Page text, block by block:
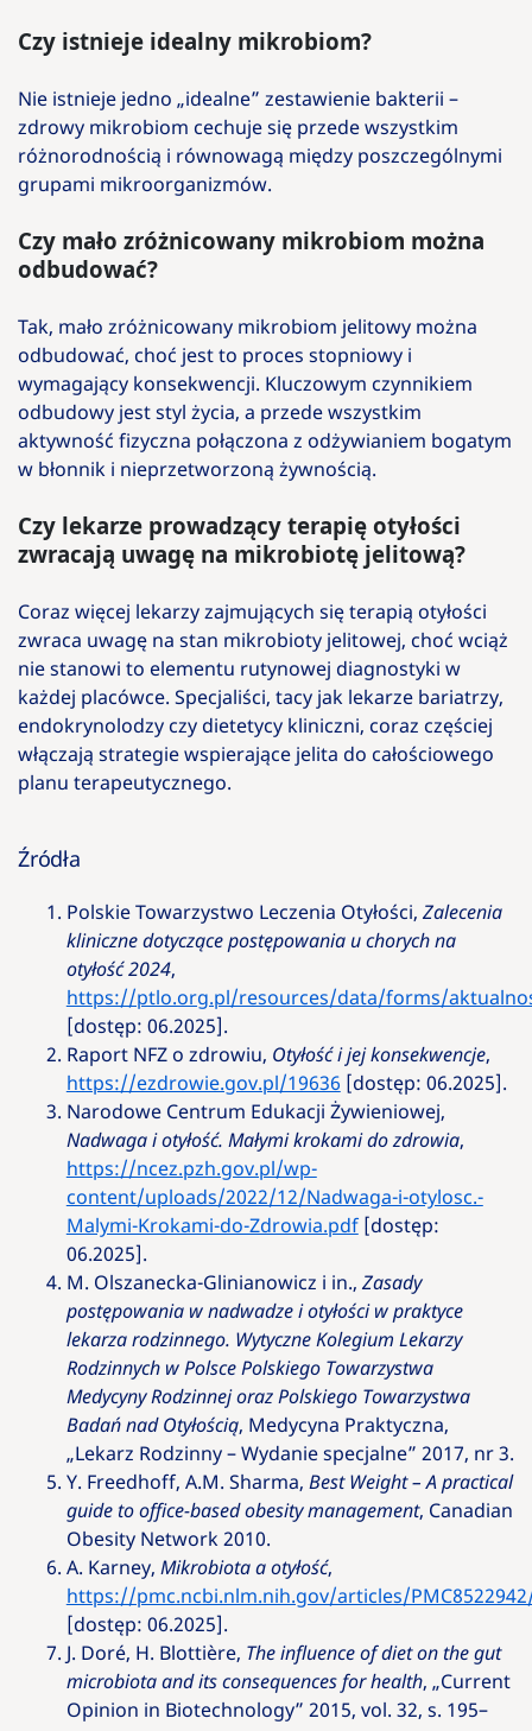
Czy istnieje idealny mikrobiom?
Nie istnieje jedno „idealne” zestawienie bakterii –
zdrowy mikrobiom cechuje się przede wszystkim
różnorodnością i równowagą między poszczególnymi
grupami mikroorganizmów.
Czy mało zróżnicowany mikrobiom można
odbudować?
Tak, mało zróżnicowany mikrobiom jelitowy można
odbudować, choć jest to proces stopniowy i
wymagający konsekwencji. Kluczowym czynnikiem
odbudowy jest styl życia, a przede wszystkim
aktywność fizyczna połączona z odżywianiem bogatym
w błonnik i nieprzetworzoną żywnością.
Czy lekarze prowadzący terapię otyłości
zwracają uwagę na mikrobiotę jelitową?
Coraz więcej lekarzy zajmujących się terapią otyłości
zwraca uwagę na stan mikrobioty jelitowej, choć wciąż
nie stanowi to elementu rutynowej diagnostyki w
każdej placówce. Specjaliści, tacy jak lekarze bariatrzy,
endokrynolodzy czy dietetycy kliniczni, coraz częściej
włączają strategie wspierające jelita do całościowego
planu terapeutycznego.
Źródła
Polskie Towarzystwo Leczenia Otyłości, Zalecenia
kliniczne dotyczące postępowania u chorych na
otyłość 2024,
https://ptlo.org.pl/resources/data/forms/
[dostęp: 06.2025].
Raport NFZ o zdrowiu, Otyłość i jej konsekwencje,
https://ezdrowie.gov.pl/19636 [dostęp: 06.2025].
Narodowe Centrum Edukacji Żywieniowej,
Nadwaga i otyłość. Małymi krokami do zdrowia,
https://ncez.pzh.gov.pl/wp-
content/uploads/2022/12/Nadwaga-i-otylosc.-
Malymi-Krokami-do-Zdrowia.pdf[dostęp:
06.2025].
M. Olszanecka-Glinianowicz i in., Zasady
postępowania w nadwadze i otyłości w praktyce
lekarza rodzinnego. Wytyczne Kolegium Lekarzy
Rodzinnych w Polsce Polskiego Towarzystwa
Medycyny Rodzinnej oraz Polskiego Towarzystwa
Badań nad Otyłością, Medycyna Praktyczna,
„Lekarz Rodzinny – Wydanie specjalne” 2017, nr 3.
Y. Freedhoff, A.M. Sharma, Best Weight – A practical
guide to office-based obesity management, Canadian
Obesity Network 2010.
A. Karney, Mikrobiota a otyłość,
https://pmc.ncbi.nlm.nih.gov/articles/
[dostęp: 06.2025].
J. Doré, H. Blottière, The influence of diet on the gut
microbiota and its consequences for health, „Current
Opinion in Biotechnology” 2015, vol. 32, s. 195–